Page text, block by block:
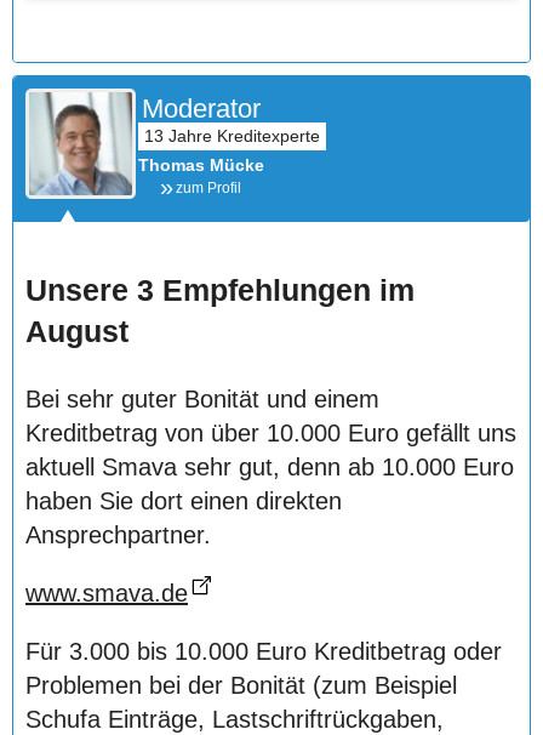
Moderator
Thomas Mücke
zum Profil
Unsere 3 Empfehlungen im
August
Bei sehr guter Bonität und einem
Kreditbetrag von über 10.000 Euro gefällt uns
aktuell Smava sehr gut, denn ab 10.000 Euro
haben Sie dort einen direkten
Ansprechpartner.
www.smava.de
Für 3.000 bis 10.000 Euro Kreditbetrag oder
Problemen bei der Bonität (zum Beispiel
Schufa Einträge, Lastschriftrückgaben,